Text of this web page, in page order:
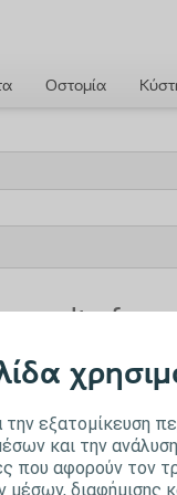
εξατομίκευση
και την
που αφορούν τον
διαφήμισης
Οστομία
results for
ελκών